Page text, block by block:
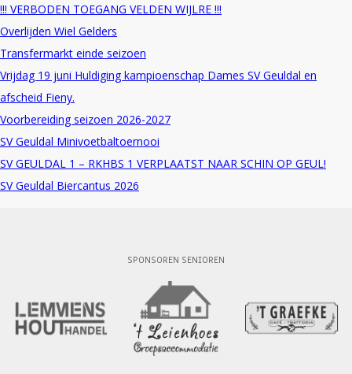
!!! VERBODEN TOEGANG VELDEN WIJLRE !!!
Overlijden Wiel Gelders
Transfermarkt einde seizoen
Vrijdag 19 juni Huldiging kampioenschap Dames SV Geuldal en
afscheid Fieny.
Voorbereiding seizoen 2026-2027
SV Geuldal Minivoetbaltoernooi
SV GEULDAL 1 – RKHBS 1 VERPLAATST NAAR SCHIN OP GEUL!
SV Geuldal Biercantus 2026
SPONSOREN SENIOREN